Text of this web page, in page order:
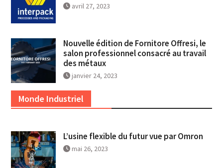
avril 27, 2023
Nouvelle édition de Fornitore Offresi, le
salon professionnel consacré au travail
des métaux
janvier 24, 2023
Monde Industriel
L’usine flexible du futur vue par Omron
mai 26, 2023